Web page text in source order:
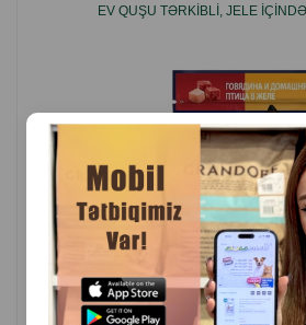
bitki mənşəli protein ekstraktları,
İstehsalçı ölkə: Rusiya.
EV QUŞU TƏRKIBLI, JELE